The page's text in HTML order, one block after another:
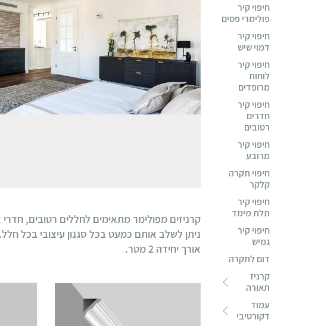
חיפוי קיר
פולימרי פסים
חיפוי קיר
דמוי שיש
חיפוי קיר
לוחות
מרופדים
חיפוי קיר
חדרים
רטובים
חיפוי קיר
מרובע
חיפוי תקרה
קלקר
חיפוי קיר
תלת מימד
חיפוי קיר
גמיש
דום לתקרה
קרניז
תאורה
עמוד
דקורטיבי
קרניזים מפולימר מתאימים לחללים רטובים, חדרי
ניתן לשלב אותם כמעט בכל סגנון עיצובי בכל חלל.
אורך יחידה 2 מטר.